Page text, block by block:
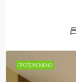
ΠΡΟΤΕΙΝΌΜΕΝΟ